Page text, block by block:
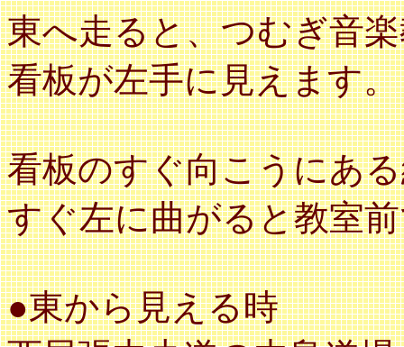
東へ走ると、つむぎ音
看板が左手に見えます。
看板のすぐ向こうにあ
すぐ左に曲がると教室
●東から見える時